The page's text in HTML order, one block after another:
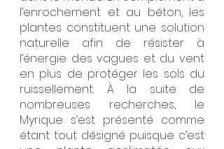
l’enrochement et au béton, les
plantes constituent une solution
naturelle afin de résister à
l’énergie des vagues et du vent
en plus de protéger les sols du
ruissellement. À la suite de
nombreuses recherches, le
Myrique s’est présenté comme
étant tout désigné puisque c’est